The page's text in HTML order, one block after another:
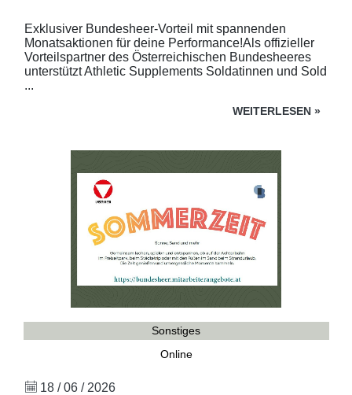
Exklusiver Bundesheer-Vorteil mit spannenden
Monatsaktionen für deine Performance!Als offizieller
Vorteilspartner des Österreichischen Bundesheeres
unterstützt Athletic Supplements Soldatinnen und Sold
...
WEITERLESEN »
Sonstiges
Online
18 / 06 / 2026